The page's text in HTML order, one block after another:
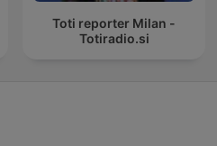
Toti reporter Milan -
Totiradio.si